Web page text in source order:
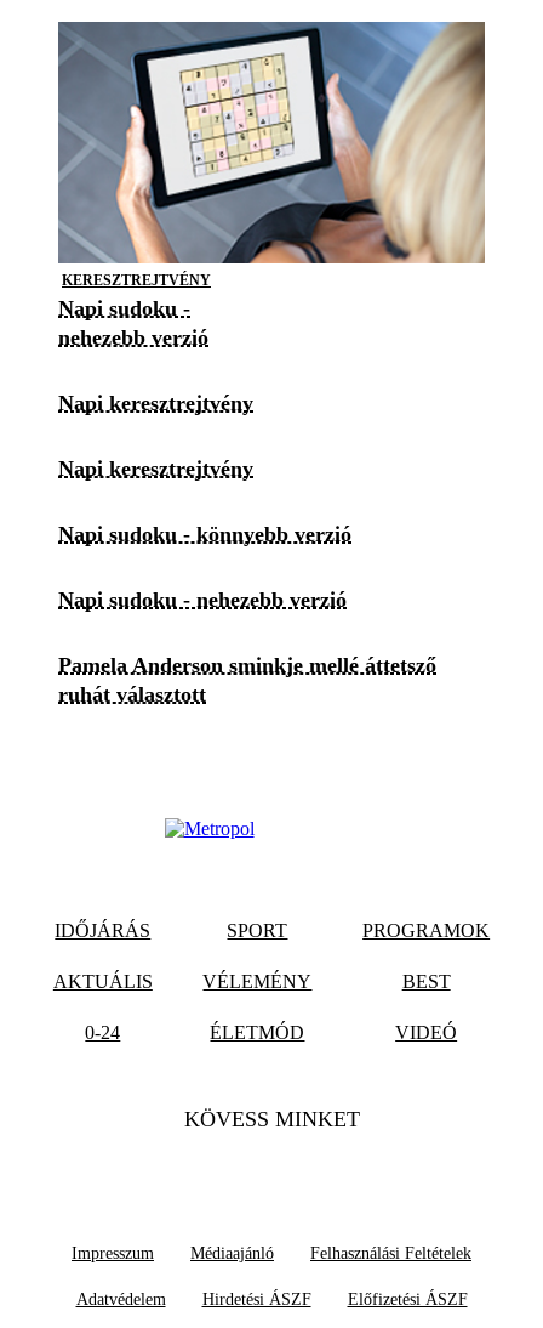
KERESZTREJTVÉNY
Napi sudoku -
nehezebb verzió
Napi keresztrejtvény
Napi keresztrejtvény
Napi sudoku - könnyebb verzió
Napi sudoku - nehezebb verzió
Pamela Anderson sminkje mellé áttetsző
ruhát választott
IDŐJÁRÁS SPORT PROGRAMOK
AKTUÁLIS VÉLEMÉNY BEST
0-24 ÉLETMÓD VIDEÓ
KÖVESS MINKET
Impresszum Médiaajánló Felhasználási Feltételek
Adatvédelem Hirdetési ÁSZF Előfizetési ÁSZF